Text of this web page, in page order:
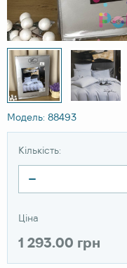
Модель: 88493
Кількість:
Ціна
1 293.00 грн